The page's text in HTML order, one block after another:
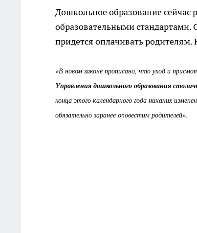
Дошкольное образование сейчас
образовательными стандартами.
придется оплачивать родителям.
«В новом законе прописано, что уход и
Управления дошкольного образования
конца этого календарного года никаких
обязательно заранее оповестим родителей».